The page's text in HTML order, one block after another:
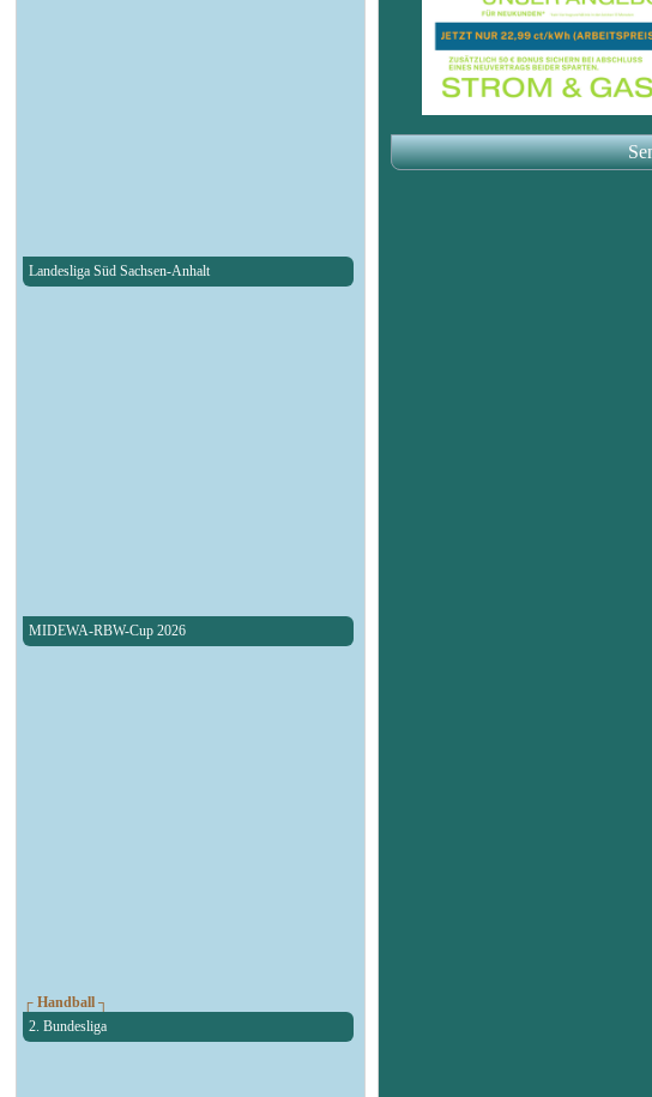
Landesliga Süd Sachsen-Anhalt
MIDEWA-RBW-Cup 2026
┌ Handball ┐
2. Bundesliga